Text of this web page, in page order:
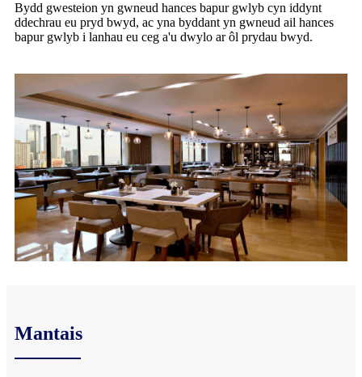
Bydd gwesteion yn gwneud hances bapur gwlyb cyn iddynt
ddechrau eu pryd bwyd, ac yna byddant yn gwneud ail hances
bapur gwlyb i lanhau eu ceg a'u dwylo ar ôl prydau bwyd.
Mantais